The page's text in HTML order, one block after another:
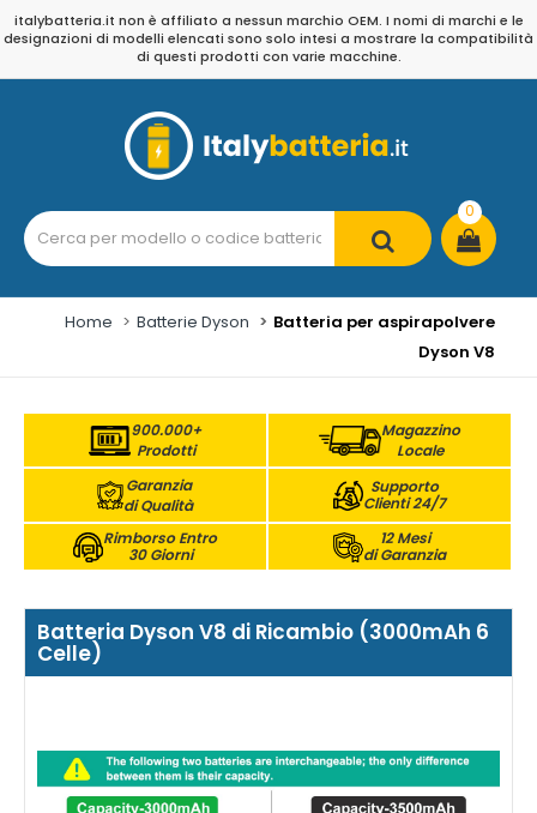
italybatteria.it non è affiliato a nessun marchio OEM. I nomi di marchi e le
designazioni di modelli elencati sono solo intesi a mostrare la compatibilità
di questi prodotti con varie macchine.
0
Home Batterie Dyson
Batteria per aspirapolvere
Dyson V8
900.000+
Prodotti
Magazzino
Locale
Garanzia
di Qualità
Supporto
Clienti 24/7
Rimborso Entro
30 Giorni
12 Mesi
di Garanzia
Batteria Dyson V8 di Ricambio (3000mAh 6
Celle)